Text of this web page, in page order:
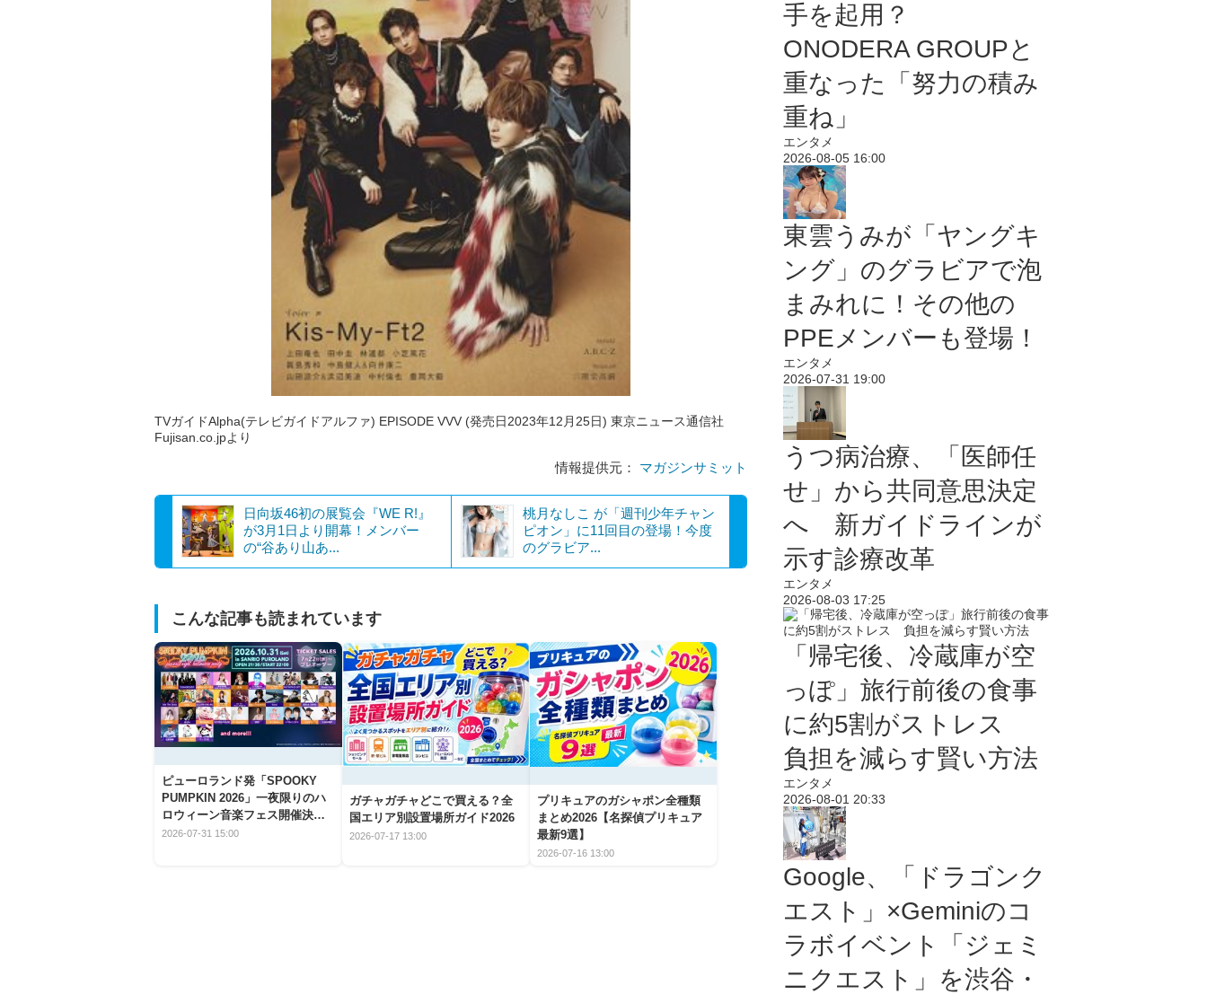
TVガイドAlpha(テレビガイドアルファ) EPISODE VVV (発売日2023年12月25日) 東京ニュース通信社
Fujisan.co.jpより
情報提供元： マガジンサミット
日向坂46初の展覧会『WE R!』
が3月1日より開幕！メンバー
の“谷あり山あ...
桃月なしこ が「週刊少年チャン
ピオン」に11回目の登場！今度
のグラビア...
こんな記事も読まれています
ピューロランド発「SPOOKY
PUMPKIN 2026」一夜限りのハ
ロウィーン音楽フェス開催決
定！
2026-07-31 15:00
ガチャガチャどこで買える？全
国エリア別設置場所ガイド2026
2026-07-17 13:00
プリキュアのガシャポン全種類
まとめ2026【名探偵プリキュア
最新9選】
2026-07-16 13:00
手を起用？
ONODERA GROUPと
重なった「努力の積み
重ね」
エンタメ
2026-08-05 16:00
東雲うみが「ヤングキ
ング」のグラビアで泡
まみれに！その他の
PPEメンバーも登場！
エンタメ
2026-07-31 19:00
うつ病治療、「医師任
せ」から共同意思決定
へ 新ガイドラインが
示す診療改革
エンタメ
2026-08-03 17:25
「帰宅後、冷蔵庫が空
っぽ」旅行前後の食事
に約5割がストレス
負担を減らす賢い方法
エンタメ
2026-08-01 20:33
Google、「ドラゴンク
エスト」×Geminiのコ
ラボイベント「ジェミ
ニクエスト」を渋谷・